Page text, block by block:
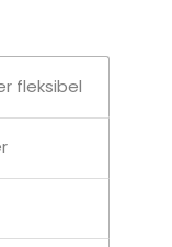
fleksibel